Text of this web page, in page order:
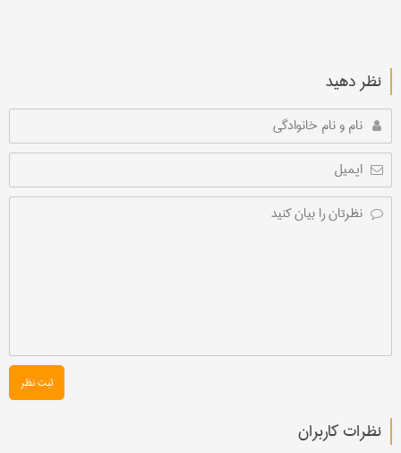
نظر دهید
ثبت نظر
نظرات کاربران